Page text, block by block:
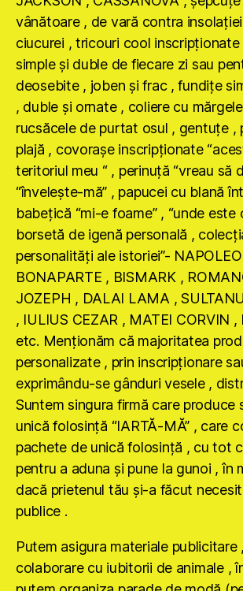
vânătoare , de vară contra
ciucurei , tricouri cool inscripţionate
simple şi duble de fiecare zi sau
deosebite , joben şi frac , fundiţe
, duble şi ornate , coliere cu
rucsăcele de purtat osul , gentuţe ,
plajă , covoraşe inscripţionate
teritoriul meu “ , perinuţă “vreau să
“înveleşte-mă” , papucei cu blană
babeţică “mi-e foame” , “unde este
borsetă de igenă personală ,
personalităţi ale istoriei”-
BONAPARTE , BISMARK ,
JOZEPH , DALAI LAMA ,
, IULIUS CEZAR , MATEI CORVIN
etc. Menţionăm că majoritatea
personalizate , prin inscripţionare
exprimându-se gânduri vesele ,
Suntem singura firmă care produce
unică folosinţă “IARTĂ-MĂ” , care
pachete de unică folosinţă , cu tot
pentru a aduna şi pune la gunoi , în
dacă prietenul tău şi-a făcut
publice .
Putem asigura materiale publicitare
colaborare cu iubitorii de animale ,